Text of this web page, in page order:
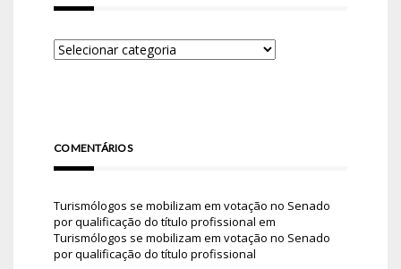
COMENTÁRIOS
Turismólogos se mobilizam em votação no Senado
por qualificação do título profissional em
Turismólogos se mobilizam em votação no Senado
por qualificação do título profissional